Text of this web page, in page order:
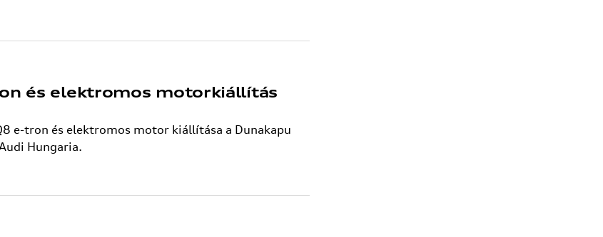
és elektromos motorkiállítás
e-tron és elektromos motor kiállítása a Dunakapu
Hungaria.